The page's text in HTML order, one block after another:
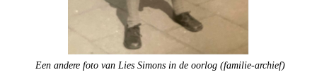
Een andere foto van Lies Simons in de oorlog (familie-archief)